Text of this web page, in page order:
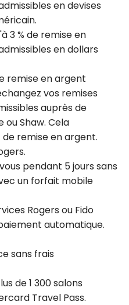
en devises
3 % de remise en
en dollars
remise en argent
vos remises
auprès de
ou Shaw. Cela
de remise en argent.
pendant 5 jours sans
un forfait mobile
Rogers ou Fido
automatique.
sans frais
de 1 300 salons
Travel Pass.